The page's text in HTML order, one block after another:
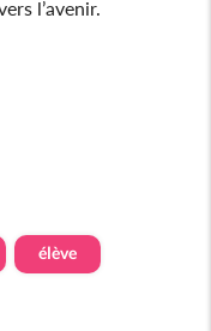
l’avenir.
élève